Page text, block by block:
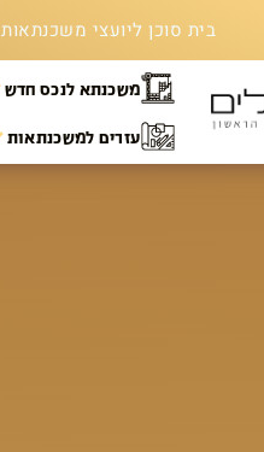
בית סוכן ליועצי משכנתאות
משכנתא לנכס חדש
עזרים למשכנתאות